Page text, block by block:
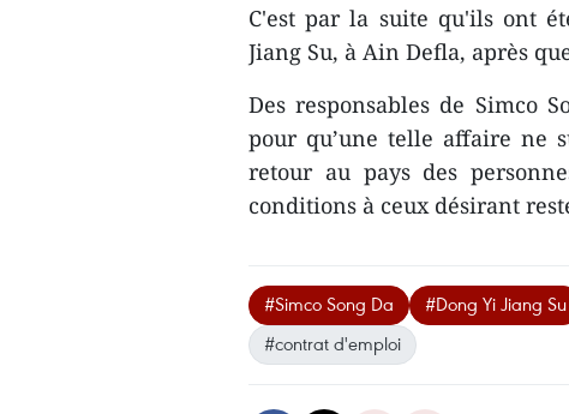
C'est par la suite qu'ils ont
Jiang Su, à Ain Defla, après
Des responsables de Simco
pour qu’une telle affaire ne
retour au pays des
conditions à ceux désirant
#Simco Song Da #Dong Yi Jiang Su
#contrat d'emploi